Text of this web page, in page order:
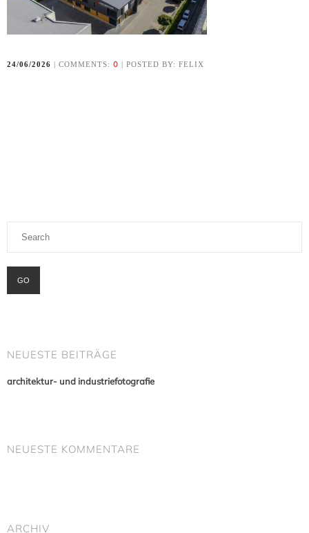
24/06/2026 | COMMENTS: 0 | POSTED BY: FELIX
NEUESTE BEITRÄGE
architektur- und industriefotografie
NEUESTE KOMMENTARE
ARCHIV